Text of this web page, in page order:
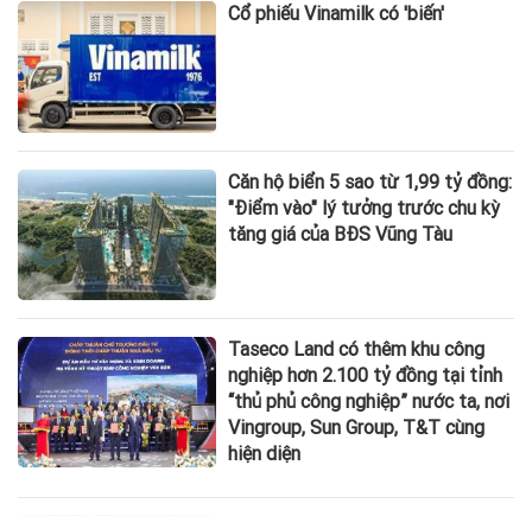
Cổ phiếu Vinamilk có 'biến'
Căn hộ biển 5 sao từ 1,99 tỷ đồng:
"Điểm vào" lý tưởng trước chu kỳ
tăng giá của BĐS Vũng Tàu
Taseco Land có thêm khu công
nghiệp hơn 2.100 tỷ đồng tại tỉnh
“thủ phủ công nghiệp” nước ta, nơi
Vingroup, Sun Group, T&T cùng
hiện diện